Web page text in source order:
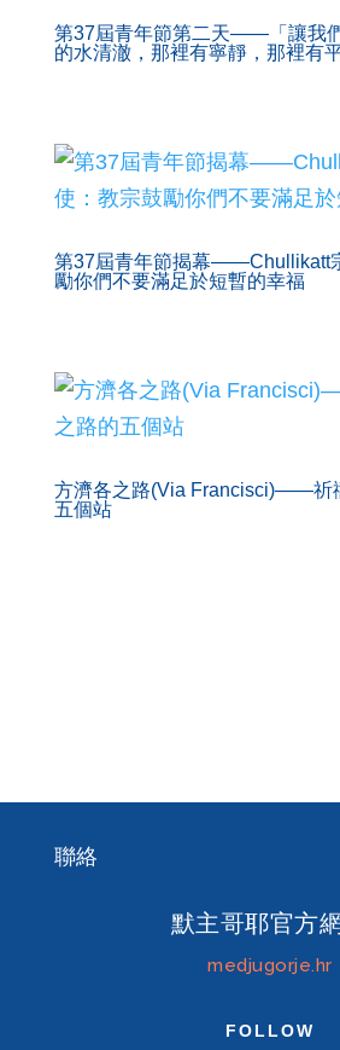
第37屆青年節第二天——「讓我
的水清澈，那裡有寧靜，那裡有平
第37屆青年節揭幕——Chullikatt
勵你們不要滿足於短暫的幸福
方濟各之路(Via Francisci)——祈
五個站
聯絡
默主哥耶官方
medjugorje.hr
FOLLOW